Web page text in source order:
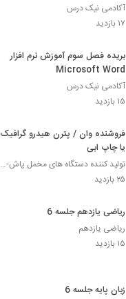
آکادمی نیک درس
۱۷ بازدید
بریده فصل سوم آموزش نرم افزار
Microsoft Word
آکادمی نیک درس
۱۵ بازدید
فروشنده وان / پترن هیدرو گرافیک
یا چاپ ابی
تولید کننده دستگاه های مخمل پاش-هیدروگرافیک-ابکاری
۲۵ بازدید
ریاضی یازدهم جلسه 6
ریاضی یازدهم
۱۵ بازدید
زبان پایه جلسه 6